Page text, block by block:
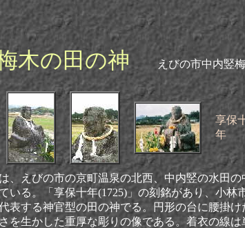
木の田の神 えびの市中内竪梅
享保
年
、 えびの市の京町温泉の北西、中内竪の水田
いる。「享保十年(1725)」の刻銘があり、小林
表する神官型の田の神でる。円形の台に腰掛
を生かした重厚な彫りの像である。着衣の線